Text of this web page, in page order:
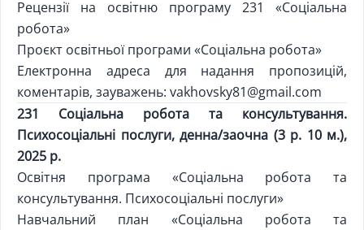
Рецензії на освітню програму 231 «Соціальна
робота»
Проєкт освітньої програми «Соціальна робота»
Електронна адреса для надання пропозицій,
коментарів, зауважень: vakhovsky81@gmail.com
231 Соціальна робота та консультування.
Психосоціальні послуги, денна/заочна (3 р. 10 м.),
2025 р.
Освітня програма «Соціальна робота та
консультування. Психосоціальні послуги»
Навчальний план «Соціальна робота та